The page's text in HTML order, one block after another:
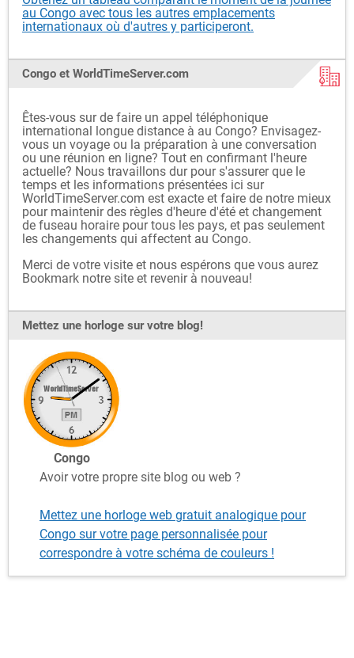
au Congo avec tous les autres emplacements
internationaux où d'autres y participeront.
Congo et WorldTimeServer.com
Êtes-vous sur de faire un appel téléphonique
international longue distance à au Congo? Envisagez-
vous un voyage ou la préparation à une conversation
ou une réunion en ligne? Tout en confirmant l'heure
actuelle? Nous travaillons dur pour s'assurer que le
temps et les informations présentées ici sur
WorldTimeServer.com est exacte et faire de notre mieux
pour maintenir des règles d'heure d'été et changement
de fuseau horaire pour tous les pays, et pas seulement
les changements qui affectent au Congo.
Merci de votre visite et nous espérons que vous aurez
Bookmark notre site et revenir à nouveau!
Mettez une horloge sur votre blog!
Congo
Avoir votre propre site blog ou web ?
Mettez une horloge web gratuit analogique pour
Congo sur votre page personnalisée pour
correspondre à votre schéma de couleurs !